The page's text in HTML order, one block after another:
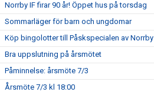
Norrby IF firar 90 år! Öppet hus på torsdag
Sommarläger för barn och ungdomar
Köp bingolotter till Påskspecialen av Norrby
Bra uppslutning på årsmötet
Påminnelse: årsmöte 7/3
Årsmöte 7/3 kl 18:00